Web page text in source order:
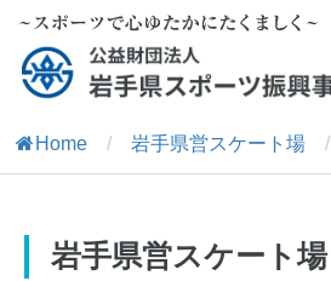
Home / 岩手県営スケート場 /
岩手県営スケート場